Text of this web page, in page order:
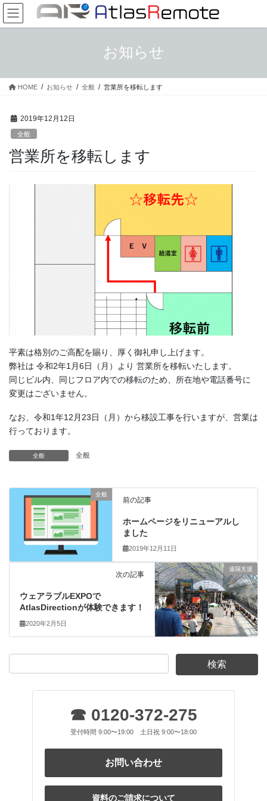
コ
ン
テ
ス
ナ
ビ
ゲ
ン
お知らせ
HOME お知らせ 全般 営業所を移転します
2019年12月12日
全般
営業所を移転します
平素は格別のご高配を賜り、厚く御礼申し上げます。
弊社は 令和2年1月6日（月）より 営業所を移転いたします。
同じビル内、同じフロア内での移転のため、所在地や電話番号に
変更はございません。
なお、令和1年12月23日（月）から移設工事を行いますが、営業は
行っております。
全般 全般
全般
前の記事
ホームページをリニューアルし
ました
2019年12月11日
遠隔支援
次の記事
ウェアラブルEXPOで
AtlasDirectionが体験できます！
2020年2月5日
☎ 0120-372-275
受付時間 9:00〜19:00 土日祝 9:00〜18:00
お問い合わせ
資料のご請求について